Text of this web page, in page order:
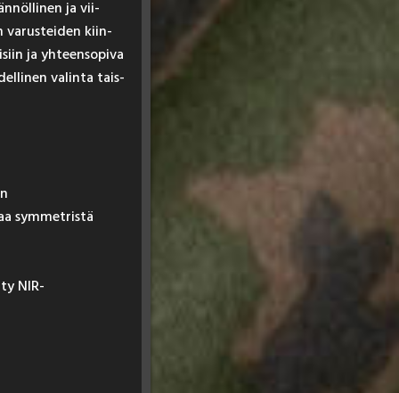
ja vii­
va­rus­tei­den kiin­
ja yh­teen­so­pi­va
va­lin­ta tais­
symmetristä
NIR-